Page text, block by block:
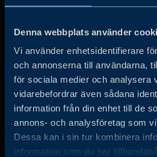
Denna webbplats använder
Vi använder enhetsidentifierare
och annonserna till användarna,
för sociala medier och analysera
vidarebefordrar även sådana
information från din enhet till de
annons- och analysföretag som
Dessa kan i sin tur kombinera
information som du har
det privata näringslivet för att
öka sin globala försäljning och
investera och expandera i Sverige.